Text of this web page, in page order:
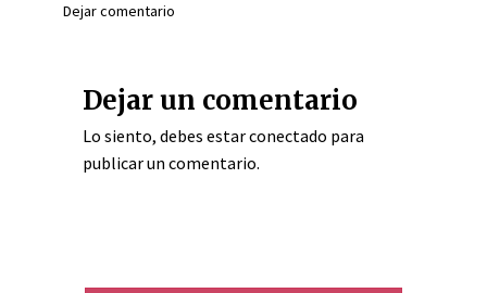
Dejar comentario
Dejar un comentario
Lo siento, debes estarconectado para
publicar un comentario.